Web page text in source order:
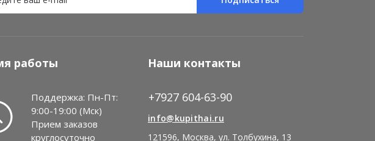
работы
Поддержка: Пн-Пт:
9:00-19:00 (Мск)
Прием заказов
круглосуточно
Наши контакты
+7927 604-63-90
info@kupithai.ru
121596, Москва, ул. Толбухина, 13